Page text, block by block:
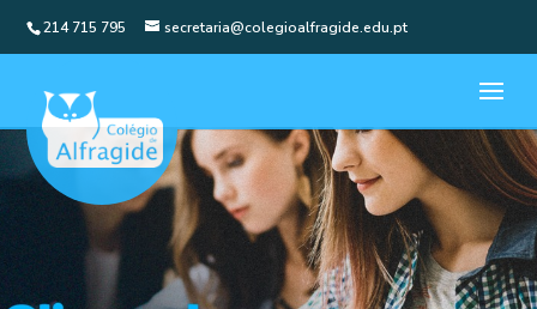
214 715 795 secretaria@colegioalfragide.edu.pt